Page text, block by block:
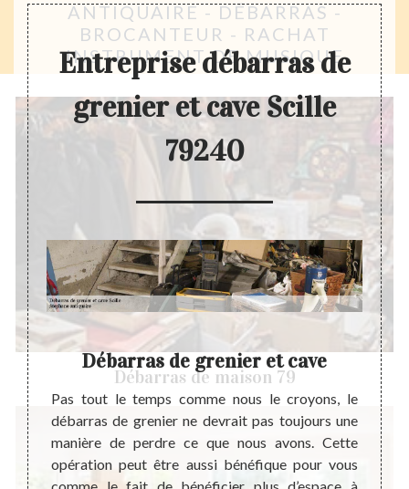
ANTIQUAIRE - DÉBARRAS -
BROCANTEUR - RACHAT
INSTRUMENT DE MUSIQUE
Débarras de maison 79
Entreprise débarras de
grenier et cave Scille
79240
à
faire
Débarras de grenier et cave
Pas tout le temps comme nous le croyons, le
débarras de grenier ne devrait pas toujours une
manière de perdre ce que nous avons. Cette
opération peut être aussi bénéfique pour vous
être